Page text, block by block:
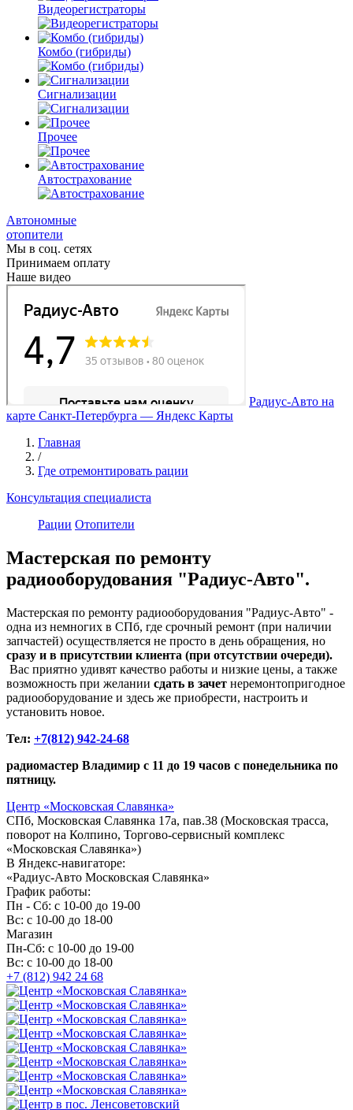
Видеорегистраторы
Комбо (гибриды)
Сигнализации
Прочее
Автострахование
Автономные
отопители
Мы в соц. сетях
Принимаем оплату
Наше видео
Радиус-Авто на
карте Санкт‑Петербурга — Яндекс Карты
Главная
/
Где отремонтировать рации
Консультация специалиста
Рации Отопители
Мастерская по ремонту
радиооборудования "Радиус-Авто".
Мастерская по ремонту радиооборудования "Радиус-Авто" -
одна из немногих в СПб, где срочный ремонт (при наличии
запчастей) осуществляется не просто в день обращения, но
сразу и в присутствии клиента (при отсутствии очереди).
Вас приятно удивят качество работы и низкие цены, а также
возможность при желании сдать в зачет неремонтопригодное
радиооборудование и здесь же приобрести, настроить и
установить новое.
Тел: +7(812) 942-24-68
радиомастер Владимир с 11 до 19 часов с понедельника по
пятницу.
Центр «Московская Славянка»
СПб, Московская Славянка 17а, пав.38 (Московская трасса,
поворот на Колпино, Торгово-сервисный комплекс
«Московская Славянка»)
В Яндекс-навигаторе:
«Радиус-Авто Московская Славянка»
График работы:
Пн - Сб: с 10-00 до 19-00
Вс: с 10-00 до 18-00
Магазин
Пн-Сб: c 10-00 до 19-00
Вс: c 10-00 до 18-00
+7 (812) 942 24 68